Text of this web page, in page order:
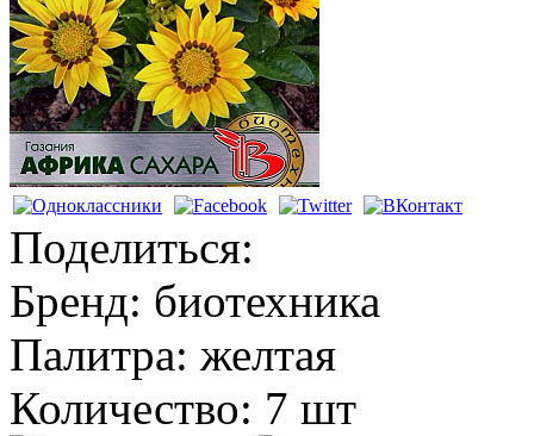
Поделиться:
Бренд: биотехника
Палитра: желтая
Количество: 7 шт